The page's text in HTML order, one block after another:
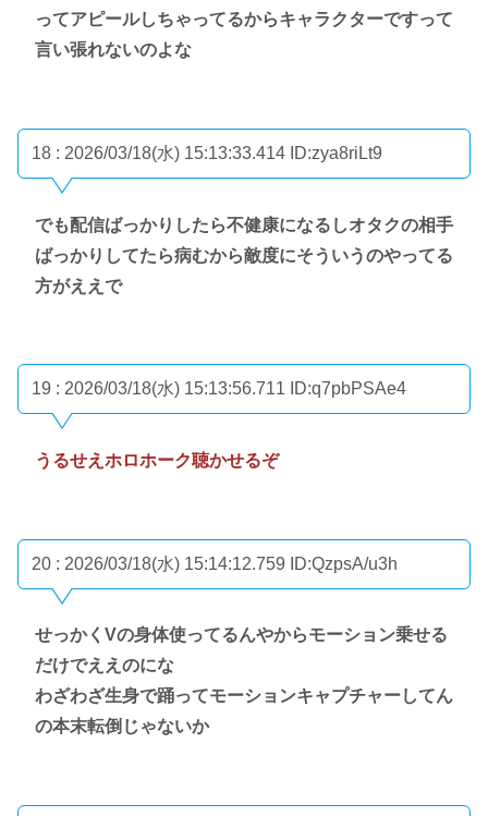
ってアピールしちゃってるからキャラクターですって
言い張れないのよな
18 : 2026/03/18(水) 15:13:33.414 ID:zya8riLt9
でも配信ばっかりしたら不健康になるしオタクの相手
ばっかりしてたら病むから敵度にそういうのやってる
方がええで
19 : 2026/03/18(水) 15:13:56.711 ID:q7pbPSAe4
うるせえホロホーク聴かせるぞ
20 : 2026/03/18(水) 15:14:12.759 ID:QzpsA/u3h
せっかくVの身体使ってるんやからモーション乗せる
だけでええのにな
わざわざ生身で踊ってモーションキャプチャーしてん
の本末転倒じゃないか